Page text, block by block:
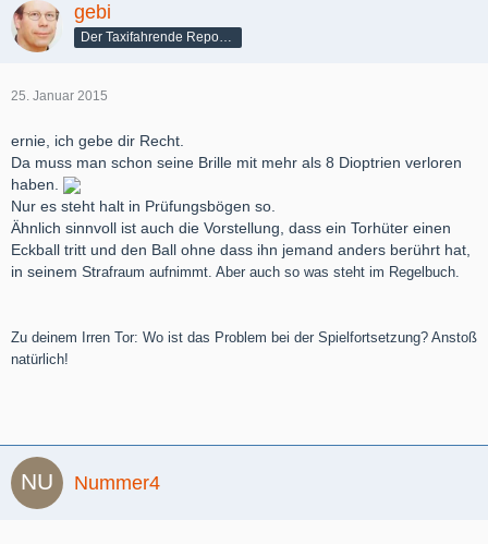
gebi
25. Januar 2015
ernie, ich gebe dir Recht.
Da muss man schon seine Brille mit mehr als 8 Dioptrien verloren
haben.
Nur es steht halt in Prüfungsbögen so.
Ähnlich sinnvoll ist auch die Vorstellung, dass ein Torhüter einen
Eckball tritt und den Ball ohne dass ihn jemand anders berührt hat,
in seinem Strafraum aufnimmt. Aber auch so was steht im Regelbuch.
Zu deinem Irren Tor: Wo ist das Problem bei der Spielfortsetzung? Anstoß
natürlich!
Nummer4